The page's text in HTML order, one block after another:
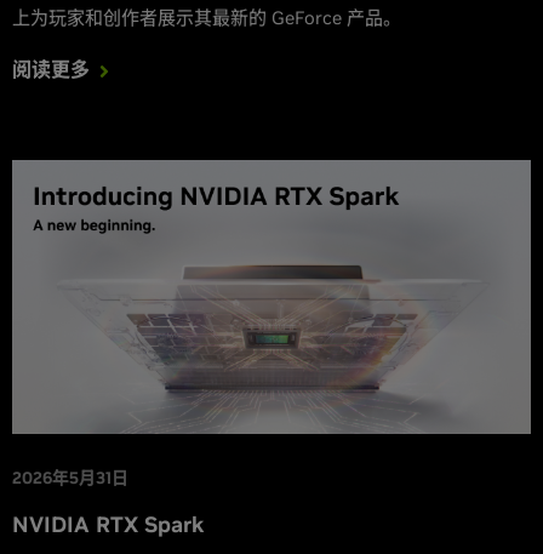
上为玩家和创作者展示其最新的 GeForce 产品。
阅读更多
2026年5月31日
NVIDIA RTX Spark